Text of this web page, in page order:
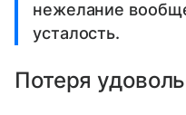
нежелание
усталость.
Потеря